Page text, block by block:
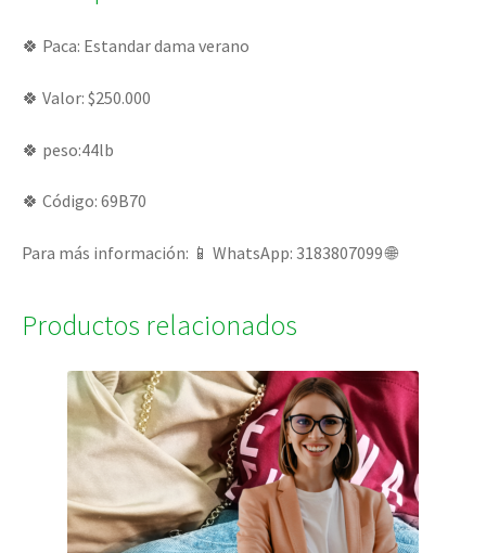
🍀 Paca: Estandar dama verano
🍀 Valor: $250.000
🍀 peso:44lb
🍀 Código: 69B70
Para más información: 📱 WhatsApp: 3183807099 🌐
Productos relacionados